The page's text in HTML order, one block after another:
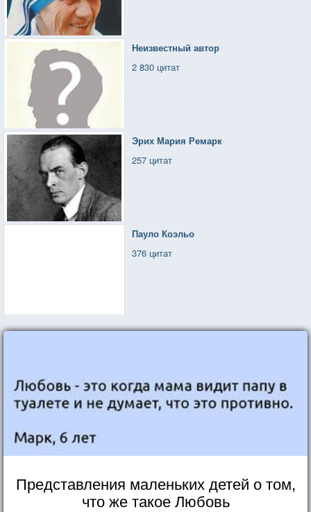
Неизвестный автор
2 830 цитат
Эрих Мария Ремарк
257 цитат
Пауло Коэльо
376 цитат
Представления маленьких детей о том,
что же такое Любовь